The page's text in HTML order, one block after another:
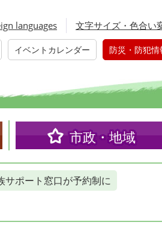
languages 文字サイズ・色合い
イベントカレンダー 防災・防犯情
市政・地域
サポート窓口が予約制に